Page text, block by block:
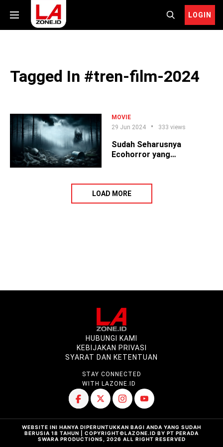
LOGIN
Tagged In #tren-film-2024
MOVIE
29 Jun 2024
333 views
Sudah Seharusnya
Ecohorror yang
LOAD MORE
HUBUNGI KAMI
KEBIJAKAN PRIVASI
SYARAT DAN KETENTUAN
STAY CONNECTED
WITH LAZONE.ID
WEBSITE INI HANYA DIPERUNTUKKAN BAGI ANDA YANG SUDAH
BERUSIA 18 TAHUN | COPYRIGHT©LAZONE.ID BY PT PERADA
SWARA PRODUCTIONS, 2026 ALL RIGHT RESERVED